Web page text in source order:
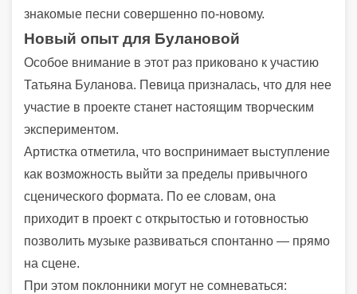
знакомые песни совершенно по-новому.
Новый опыт для Булановой
Особое внимание в этот раз приковано к участию
Татьяна Буланова. Певица призналась, что для нее
участие в проекте станет настоящим творческим
экспериментом.
Артистка отметила, что воспринимает выступление
как возможность выйти за пределы привычного
сценического формата. По ее словам, она
приходит в проект с открытостью и готовностью
позволить музыке развиваться спонтанно — прямо
на сцене.
При этом поклонники могут не сомневаться: